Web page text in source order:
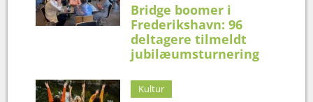
Bridge boomer i
Frederikshavn: 96
deltagere tilmeldt
jubilæumsturnering
Kultur